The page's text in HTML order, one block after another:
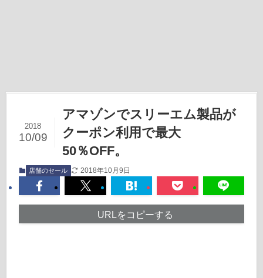
アマゾンでスリーエム製品が
クーポン利用で最大
50％OFF。
2018
10/09
店舗のセール 2018年10月9日
URLをコピーする